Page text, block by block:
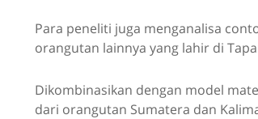
Para peneliti juga menganalisa
orangutan lainnya yang lahir di
Dikombinasikan dengan model
dari orangutan Sumatera dan